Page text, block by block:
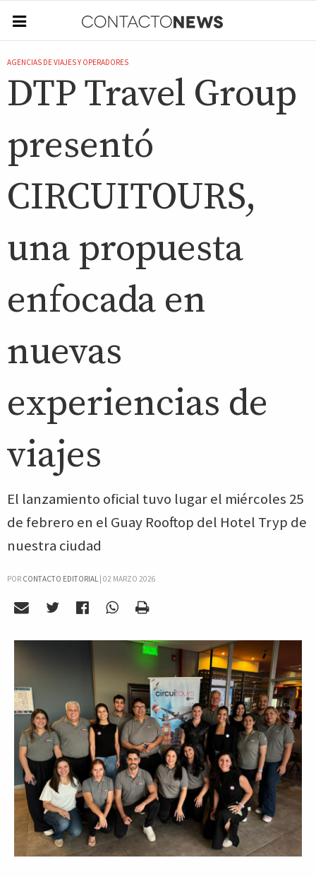
AGENCIAS DE VIAJES Y OPERADORES
DTP Travel Group
presentó
CIRCUITOURS,
una propuesta
enfocada en
nuevas
experiencias de
viajes
El lanzamiento oficial tuvo lugar el miércoles 25
de febrero en el Guay Rooftop del Hotel Tryp de
nuestra ciudad
POR CONTACTO EDITORIAL| 02 MARZO 2026